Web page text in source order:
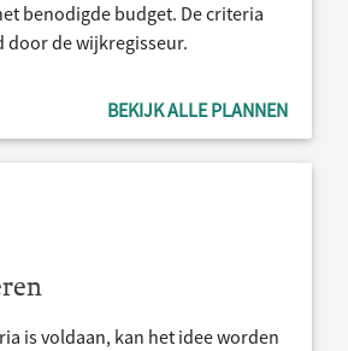
benodigde budget. De criteria
door de wijkregisseur.
BEKIJK ALLE PLANNEN
is voldaan, kan het idee worden